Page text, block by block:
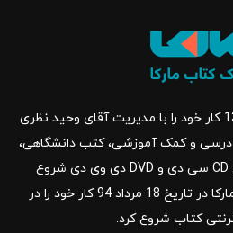
بانک کتاب مارکا در سال 1383 کار خود را با مدیریت آقای وحید نظری
و کمک آموزشی، کتب دانشگاهی،
کتابهای زبان خارجه، انواع CD سی دی و DVD دی وی دی شروع
کرد.فروشگاه آنلاین کتاب مارکا در تاریخ 18 مرداد 94 کار خود را در
کتاب شروع کرد.